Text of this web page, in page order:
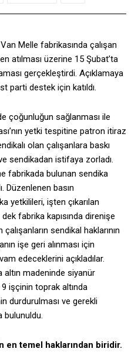
Melle fabrikasında çalışan
atılması üzerine 15 Şubat’ta
gerçekleştirdi. Açıklamaya
parti destek için katıldı.
çoğunluğun sağlanması ile
yetki tespitine patron itiraz
olan çalışanlara baskı
sendikadan istifaya zorladı.
fabrikada bulunan sendika
Düzenlenen basın
yetkilileri, işten çıkarılan
fabrika kapısında direnişe
sendikal haklarının
işe geri alınması için
edeceklerini açıkladılar.
altın madeninde siyanür
işçinin toprak altında
durdurulması ve gerekli
bulunuldu.
en temel haklarından biridir.